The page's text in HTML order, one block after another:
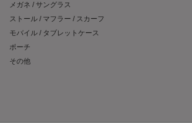
メガネ / サングラス
ストール / マフラー / スカーフ
モバイル / タブレットケース
ポーチ
その他